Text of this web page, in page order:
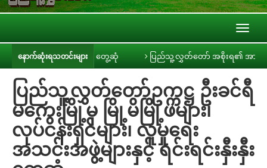
နောက်ဆုံးရသတင်းများ
းမီဒီယာများနှင့် တွေ့ဆုံ ပြည်သူ့လွှတ်တော် အစိုးရ၏ အာမခံချက်များ
ပြည်သူ့လွှတ်တော်ဥက္ကဋ္ဌ ဦးခင်ရီ
မကွေးမြို့မှ မြို့မိမြို့ဖများ၊
လုပ်ငန်းရှင်များ၊ လူမှုရေး
အသင်းအဖွဲ့များနှင့် ရင်းရင်းနှီးနှီး